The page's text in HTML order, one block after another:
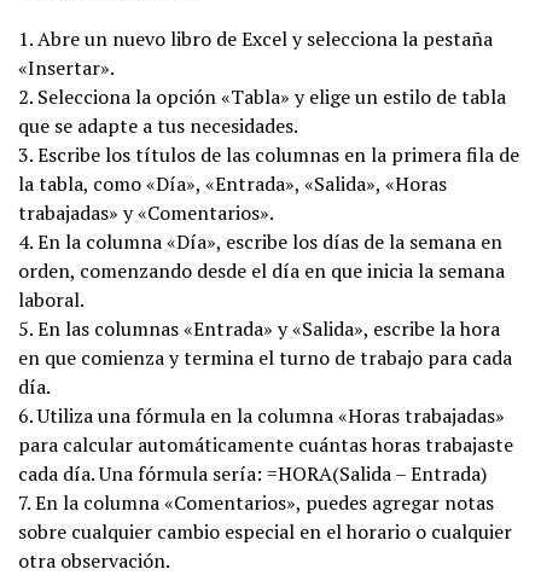
1. Abre un nuevo libro de Excel y selecciona la pestaña
«Insertar».
2. Selecciona la opción «Tabla» y elige un estilo de tabla
que se adapte a tus necesidades.
3. Escribe los títulos de las columnas en la primera fila de
la tabla, como «Día», «Entrada», «Salida», «Horas
trabajadas» y «Comentarios».
4. En la columna «Día», escribe los días de la semana en
orden, comenzando desde el día en que inicia la semana
laboral.
5. En las columnas «Entrada» y «Salida», escribe la hora
en que comienza y termina el turno de trabajo para cada
día.
6. Utiliza una fórmula en la columna «Horas trabajadas»
para calcular automáticamente cuántas horas trabajaste
cada día. Una fórmula sería: =HORA(Salida – Entrada)
7. En la columna «Comentarios», puedes agregar notas
sobre cualquier cambio especial en el horario o cualquier
otra observación.